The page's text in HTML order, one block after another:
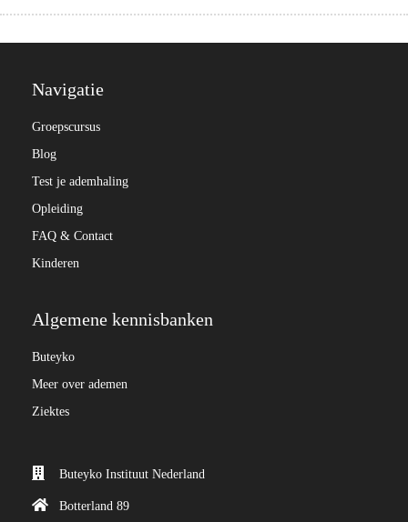
Navigatie
Groepscursus
Blog
Test je ademhaling
Opleiding
FAQ & Contact
Kinderen
Algemene kennisbanken
Buteyko
Meer over ademen
Ziektes
Buteyko Instituut Nederland
Botterland 89